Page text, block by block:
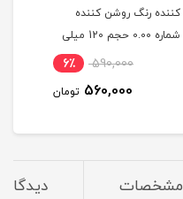
کننده رنگ روشن کننده
شماره 0.00 حجم 120 میلی
590,000 6٪
560,000 تومان
مشخصات